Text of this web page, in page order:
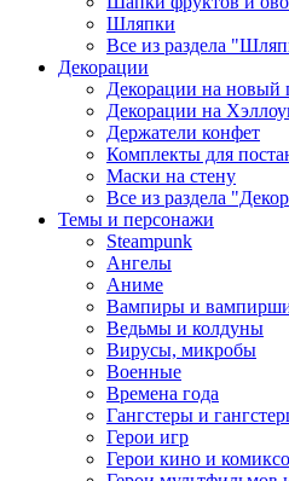
Шляпки
Все из раздела
Декорации
Декорации на новый
Декорации на
Держатели конфет
Комплекты для
Маски на стену
Все из раздела
Темы и персонажи
Steampunk
Ангелы
Аниме
Вампиры и
Ведьмы и колдуны
Вирусы, микробы
Военные
Времена года
Гангстеры и
Герои игр
Герои кино и